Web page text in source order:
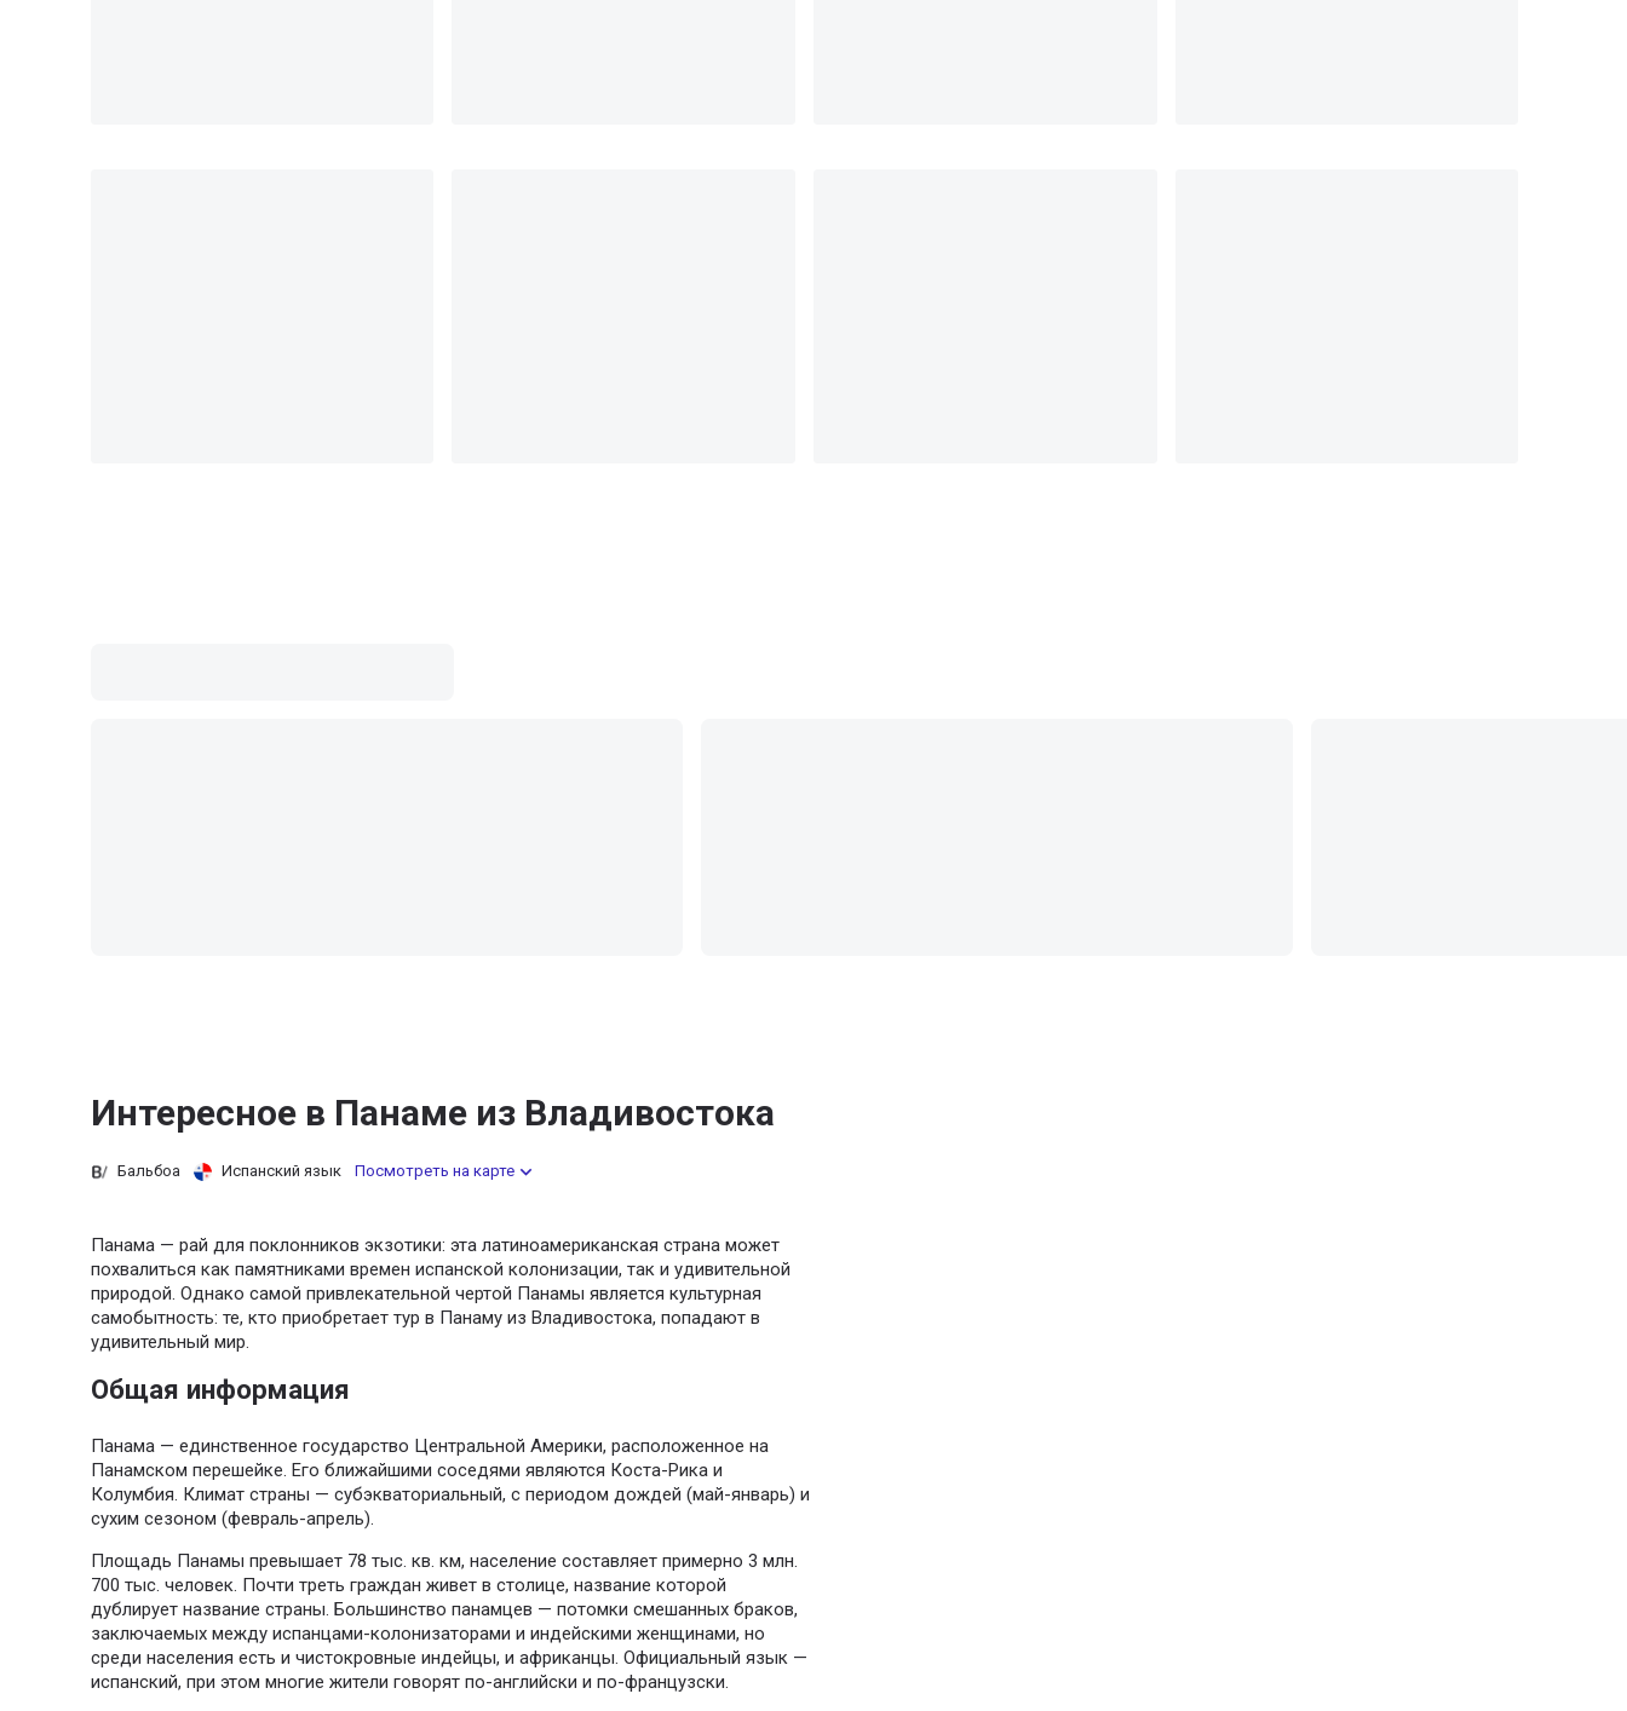
Интересное в Панаме из Владивостока
Бальбоа Испанский язык Посмотреть на карте
Панама — рай для поклонников экзотики: эта латиноамериканская страна может
похвалиться как памятниками времен испанской колонизации, так и удивительной
природой. Однако самой привлекательной чертой Панамы является культурная
самобытность: те, кто приобретает тур в Панаму из Владивостока, попадают в
удивительный мир.
Общая информация
Панама — единственное государство Центральной Америки, расположенное на
Панамском перешейке. Его ближайшими соседями являются Коста-Рика и
Колумбия. Климат страны — субэкваториальный, с периодом дождей (май-январь) и
сухим сезоном (февраль-апрель).
Площадь Панамы превышает 78 тыс. кв. км, население составляет примерно 3 млн.
700 тыс. человек. Почти треть граждан живет в столице, название которой
дублирует название страны. Большинство панамцев — потомки смешанных браков,
заключаемых между испанцами-колонизаторами и индейскими женщинами, но
среди населения есть и чистокровные индейцы, и африканцы. Официальный язык —
испанский, при этом многие жители говорят по-английски и по-французски.